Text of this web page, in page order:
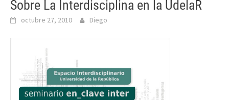
Sobre La Interdisciplina en la UdelaR
octubre 27, 2010 Diego